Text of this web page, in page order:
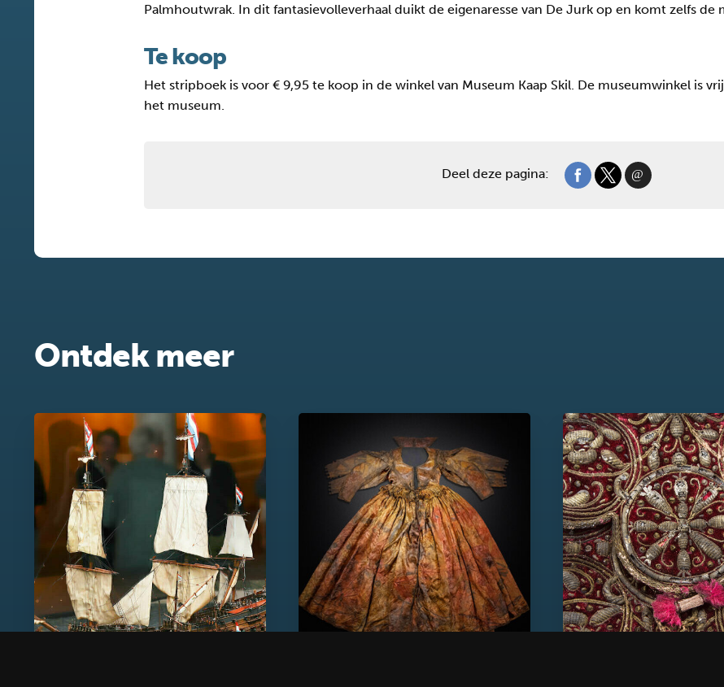
Palmhoutwrak. In dit fantasievolleverhaal duikt de eigenaresse van De Jurk op en komt zelfs de
Te koop
Het stripboek is voor € 9,95 te koop in de winkel van Museum Kaap Skil. De museumwinkel is
het museum.
Deel deze pagina:
Ontdek meer